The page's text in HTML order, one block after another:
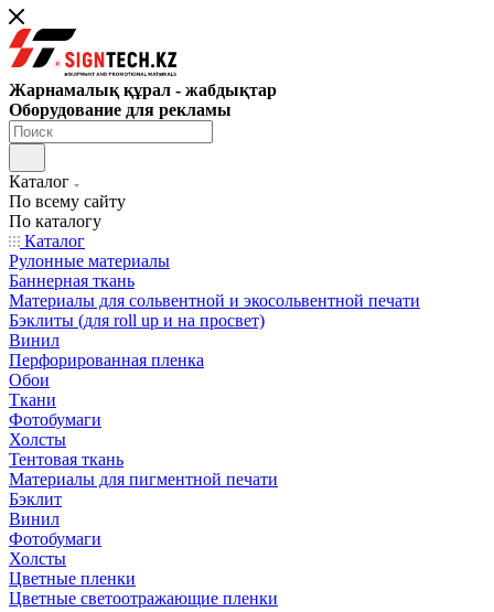
Жарнамалық құрал - жабдықтар
Оборудование для рекламы
Каталог
По всему сайту
По каталогу
Каталог
Рулонные материалы
Баннерная ткань
Материалы для сольвентной и экосольвентной печати
Бэклиты (для roll up и на просвет)
Винил
Перфорированная пленка
Обои
Ткани
Фотобумаги
Холсты
Тентовая ткань
Материалы для пигментной печати
Бэклит
Винил
Фотобумаги
Холсты
Цветные пленки
Цветные светоотражающие пленки